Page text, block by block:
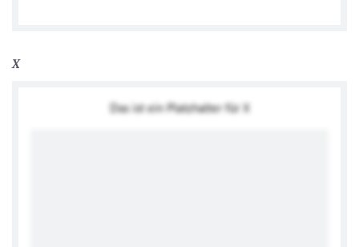
X
Das ist ein Platzhalter für X